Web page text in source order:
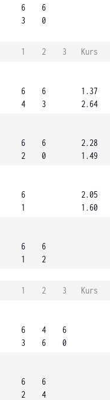
6
3
6
0
1 2 3
Kurs
6
4
6
3
1.37
2.64
6
2
6
0
2.28
1.49
6
1
2.05
1.60
6
1
6
2
1 2 3
Kurs
6
3
4
6
6
0
6
2
6
4